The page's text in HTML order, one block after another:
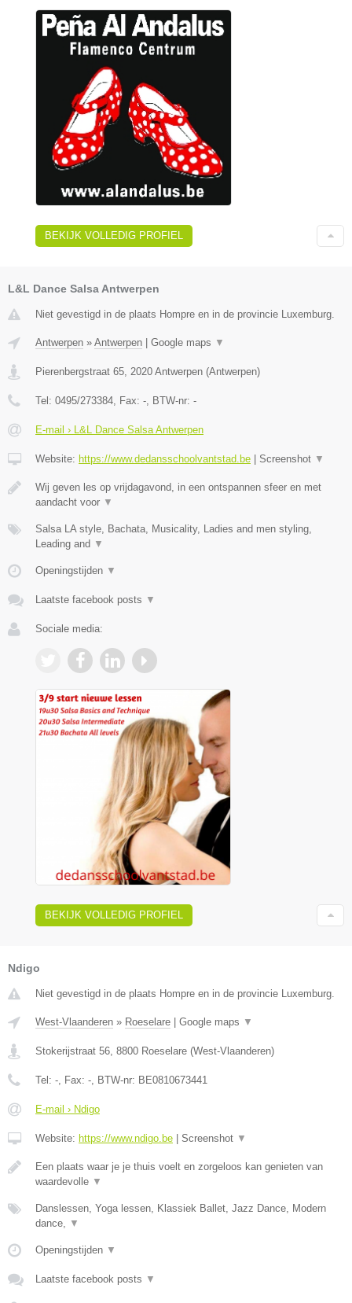
BEKIJK VOLLEDIG PROFIEL
L&L Dance Salsa Antwerpen
Niet gevestigd in de plaats Hompre en in de provincie Luxemburg.
Antwerpen » Antwerpen | Google maps ▼
Pierenbergstraat 65 2020 Antwerpen (Antwerpen)
Tel: 0495/273384 , Fax: - , BTW-nr: -
E-mail › L&L Dance Salsa Antwerpen
Website: https://www.dedansschoolvantstad.be | Screenshot ▼
Wij geven les op vrijdagavond, in een ontspannen sfeer en met
aandacht voor ▼
Salsa LA style, Bachata, Musicality, Ladies and men styling,
Leading and ▼
Openingstijden ▼
Laatste facebook posts ▼
Sociale media:
BEKIJK VOLLEDIG PROFIEL
Ndigo
Niet gevestigd in de plaats Hompre en in de provincie Luxemburg.
West-Vlaanderen » Roeselare | Google maps ▼
Stokerijstraat 56 8800 Roeselare (West-Vlaanderen)
Tel: - , Fax: - , BTW-nr: BE0810673441
E-mail › Ndigo
Website: https://www.ndigo.be | Screenshot ▼
Een plaats waar je je thuis voelt en zorgeloos kan genieten van
waardevolle ▼
Danslessen, Yoga lessen, Klassiek Ballet, Jazz Dance, Modern
dance,
▼
Openingstijden ▼
Laatste facebook posts ▼